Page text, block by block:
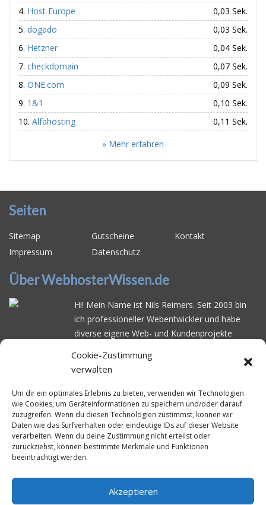
Cookie-Zustimmung
verwalten
Um dir ein optimales Erlebnis zu bieten, verwenden wir Technologien
wie Cookies, um Geräteinformationen zu speichern und/oder darauf
zuzugreifen. Wenn du diesen Technologien zustimmst, können wir
Daten wie das Surfverhalten oder eindeutige IDs auf dieser Website
verarbeiten. Wenn du deine Zustimmung nicht erteilst oder
zurückziehst, können bestimmte Merkmale und Funktionen
beeinträchtigt werden.
Akzeptieren
Host Europe
0,03 Sek.
dogado
0,03 Sek.
Hetzner
0,04 Sek.
checkdomain
0,07 Sek.
ONE.com
0,09 Sek.
1&1
0,10 Sek.
Alfahosting
0,11 Sek.
» Mehr erfahren
Seiten
Sitemap Gutscheine
Kontakt
Impressum
Datenschutz
Über WebhosterWissen.de
Hi! Mein Name ist Nils Reimers. Seit 2003 bin
ich professioneller Webentwickler und habe
diverse eigene Web- und Kundenprojekte
schwierig ist gutes Webhosting zu finden: Bei
vielen Anbietern ärgert man sich über
Serverausfälleoder überlangsame
Ladezeiten. Deswegen habe ich im Mai 2016
angefangen, die bekanntesten Webhoster
systematisch zu testen und deren
Erreichbarkeit und Ladezeit für eine typische
Website basierend auf dem beliebten CMS-
System WordPress zu protokollieren. Auf
WebhosterWissen.de werte ich diese